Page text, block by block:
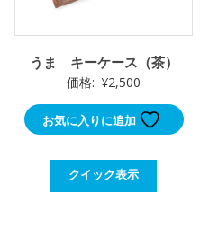
うま キーケース（茶）
価格: ¥2,500
お気に入りに追加
クイック表示